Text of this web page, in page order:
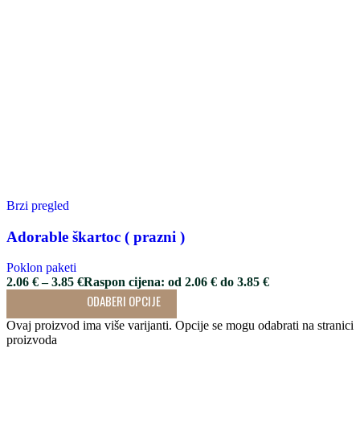
Brzi pregled
Adorable škartoc ( prazni )
Poklon paketi
2.06 € – 3.85 €Raspon cijena: od 2.06 € do 3.85 €
ODABERI OPCIJE
Ovaj proizvod ima više varijanti. Opcije se mogu odabrati na stranici
proizvoda